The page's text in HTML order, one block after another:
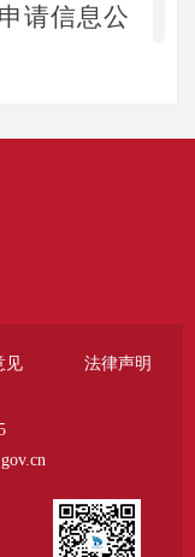
请信息公
综合行
民共和国
政务公开
开服务，
条，“城南
见 法律声明